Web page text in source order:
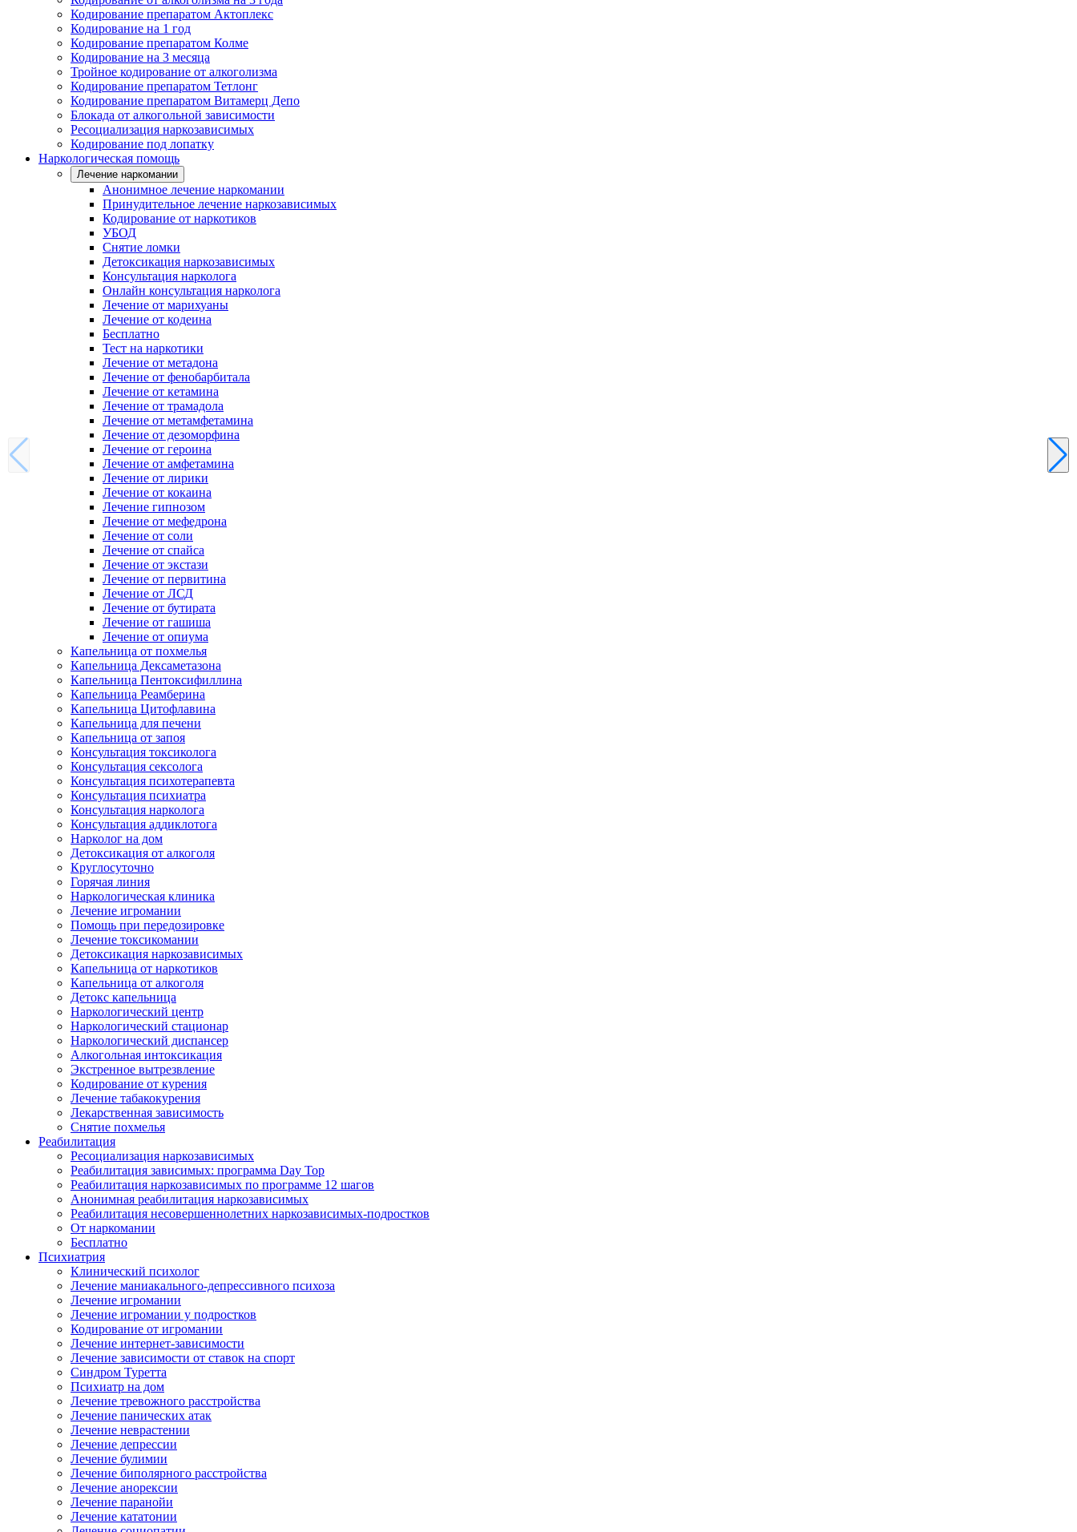
Кодирование препаратом Актоплекс
Кодирование на 1 год
Кодирование препаратом Колме
Кодирование на 3 месяца
Тройное кодирование от алкоголизма
Кодирование препаратом Тетлонг
Кодирование препаратом Витамерц Депо
Блокада от алкогольной зависимости
Ресоциализация наркозависимых
Кодирование под лопатку
Наркологическая помощь
Лечение наркомании
Анонимное лечение наркомании
Принудительное лечение наркозависимых
Кодирование от наркотиков
УБОД
Снятие ломки
Детоксикация наркозависимых
Консультация нарколога
Онлайн консультация нарколога
Лечение от марихуаны
Лечение от кодеина
Бесплатно
Тест на наркотики
Лечение от метадона
Лечение от фенобарбитала
Лечение от кетамина
Лечение от трамадола
Лечение от метамфетамина
Лечение от дезоморфина
Лечение от героина
Лечение от амфетамина
Лечение от лирики
Лечение от кокаина
Лечение гипнозом
Лечение от мефедрона
Лечение от соли
Лечение от спайса
Лечение от экстази
Лечение от первитина
Лечение от ЛСД
Лечение от бутирата
Лечение от гашиша
Лечение от опиума
Капельница от похмелья
Капельница Дексаметазона
Капельница Пентоксифиллина
Капельница Реамберина
Капельница Цитофлавина
Капельница для печени
Капельница от запоя
Консультация токсиколога
Консультация сексолога
Консультация психотерапевта
Консультация психиатра
Консультация нарколога
Консультация аддиклотога
Нарколог на дом
Детоксикация от алкоголя
Круглосуточно
Горячая линия
Наркологическая клиника
Лечение игромании
Помощь при передозировке
Лечение токсикомании
Детоксикация наркозависимых
Капельница от наркотиков
Капельница от алкоголя
Детокс капельница
Наркологический центр
Наркологический стационар
Наркологический диспансер
Алкогольная интоксикация
Экстренное вытрезвление
Кодирование от курения
Лечение табакокурения
Лекарственная зависимость
Снятие похмелья
Реабилитация
Ресоциализация наркозависимых
Реабилитация зависимых: программа Day Top
Реабилитация наркозависимых по программе 12 шагов
Анонимная реабилитация наркозависимых
Реабилитация несовершеннолетних наркозависимых-подростков
От наркомании
Бесплатно
Психиатрия
Клинический психолог
Лечение маниакального-депрессивного психоза
Лечение игромании
Лечение игромании у подростков
Кодирование от игромании
Лечение интернет-зависимости
Лечение зависимости от ставок на спорт
Синдром Туретта
Психиатр на дом
Лечение тревожного расстройства
Лечение панических атак
Лечение неврастении
Лечение депрессии
Лечение булимии
Лечение биполярного расстройства
Лечение анорексии
Лечение паранойи
Лечение кататонии